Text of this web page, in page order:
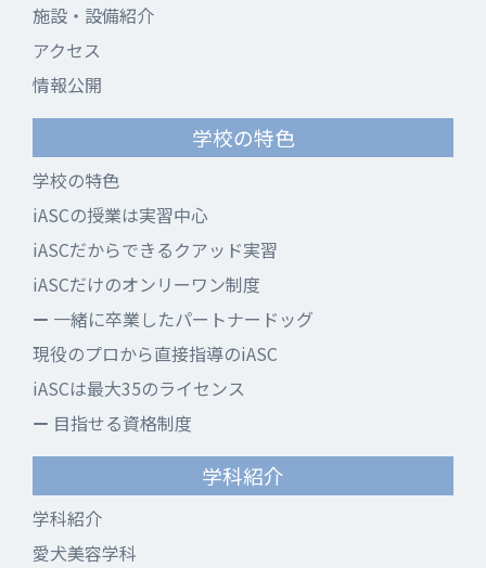
施設・設備紹介
アクセス
情報公開
学校の特色
学校の特色
iASCの授業は実習中心
iASCだからできるクアッド実習
iASCだけのオンリーワン制度
一緒に卒業したパートナードッグ
現役のプロから直接指導のiASC
iASCは最大35のライセンス
目指せる資格制度
学科紹介
学科紹介
愛犬美容学科